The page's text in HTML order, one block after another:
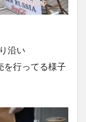
沿い
を行ってる様子